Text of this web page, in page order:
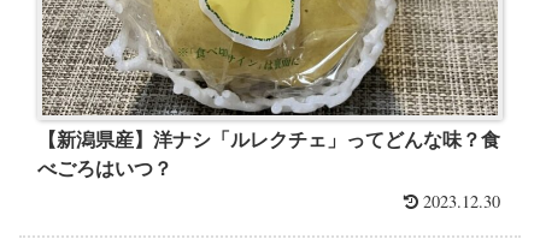
【新潟県産】洋ナシ「ルレクチェ」ってどんな味？食
べごろはいつ？
2023.12.30